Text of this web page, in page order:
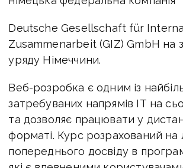
Deutsche Gesellschaft für
Zusammenarbeit (GIZ) GmbH на
уряду Німеччини.
Веб-розробка є одним із
затребуваних напрямів ІТ на
та дозволяє працювати у
форматі. Курс розрахований на
попереднього досвіду в